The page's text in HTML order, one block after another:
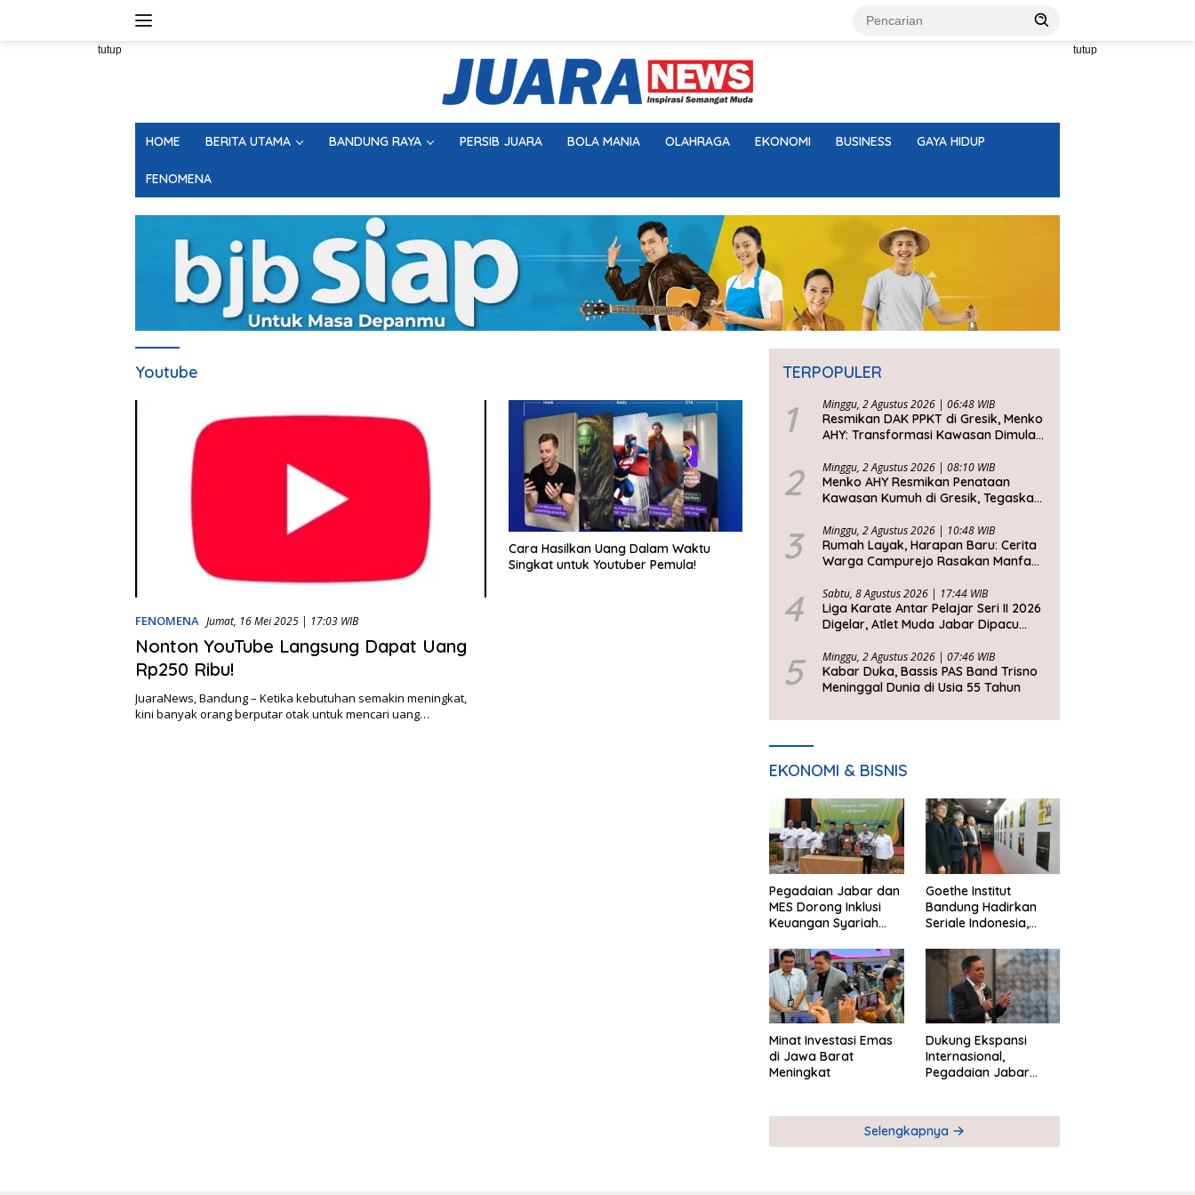
tutup tutup
HOME BERITA UTAMA BANDUNG RAYA PERSIB JUARA BOLA MANIA OLAHRAGA EKONOMI BUSINESS GAYA HIDUP
FENOMENA
Youtube
FENOMENA Jumat, 16 Mei 2025 | 17:03 WIB
Nonton YouTube Langsung Dapat Uang
Rp250 Ribu!
JuaraNews, Bandung – Ketika kebutuhan semakin meningkat,
kini banyak orang berputar otak untuk mencari uang…
Cara Hasilkan Uang Dalam Waktu
Singkat untuk Youtuber Pemula!
TERPOPULER
1 Minggu, 2 Agustus 2026 | 06:48 WIB
Resmikan DAK PPKT di Gresik, Menko
AHY: Transformasi Kawasan Dimulai
2 Minggu, 2 Agustus 2026 | 08:10 WIB
Menko AHY Resmikan Penataan
Kawasan Kumuh di Gresik, Tegaskan
Kesejahteraan Rakyat
3 Minggu, 2 Agustus 2026 | 10:48 WIB
Rumah Layak, Harapan Baru: Cerita
Warga Campurejo Rasakan Manfaat
4 Sabtu, 8 Agustus 2026 | 17:44 WIB
Liga Karate Antar Pelajar Seri II 2026
Digelar, Atlet Muda Jabar Dipacu
5 Minggu, 2 Agustus 2026 | 07:46 WIB
Kabar Duka, Bassis PAS Band Trisno
Meninggal Dunia di Usia 55 Tahun
EKONOMI & BISNIS
Pegadaian Jabar dan
MES Dorong Inklusi
Keuangan Syariah
UMKM
Goethe Institut
Bandung Hadirkan
Seriale Indonesia,
Global Industri Serial
Minat Investasi Emas
di Jawa Barat
Meningkat
Dukung Ekspansi
Internasional,
Pegadaian Jabar
Pegadaian Timor
Leste
Selengkapnya